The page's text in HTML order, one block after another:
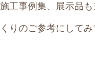
工事例集、展示品
りのご参考にして